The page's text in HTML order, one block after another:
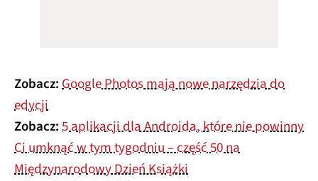
Zobacz:Google Photos mają nowe narzędzia do
edycji
Zobacz:5 aplikacji dla Androida, które nie powinny
Ci umknąć w tym tygodniu – część 50 na
Międzynarodowy Dzień Książki